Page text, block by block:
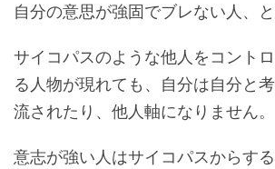
自分の意思が強固でブレない人、と
サイコパスのような他人をコント
る人物が現れても、自分は自分と考
流されたり、他人軸になりません。
意志が強い人はサイコパスからす